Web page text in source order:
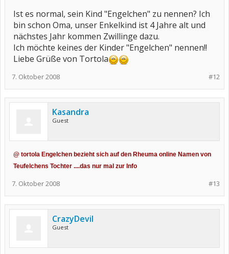
Ist es normal, sein Kind "Engelchen" zu nennen? Ich
bin schon Oma, unser Enkelkind ist 4 Jahre alt und
nächstes Jahr kommen Zwillinge dazu.
Ich möchte keines der Kinder "Engelchen" nennen!!
Liebe Grüße von Tortola
#12
7. Oktober 2008
Kasandra
Guest
@ tortola Engelchen bezieht sich auf den Rheuma online Namen von
Teufelchens Tochter ....das nur mal zur Info
#13
7. Oktober 2008
CrazyDevil
Guest